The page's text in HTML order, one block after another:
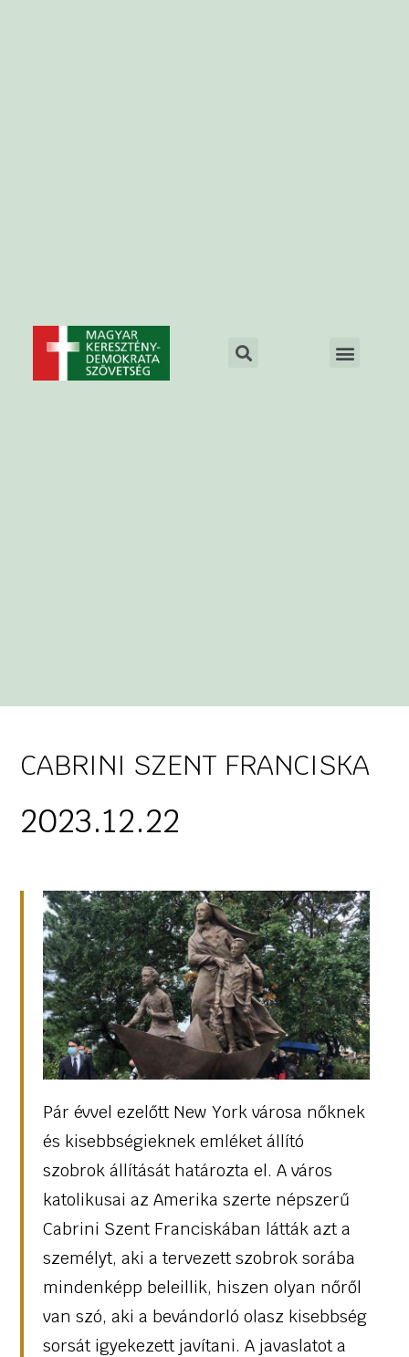
CABRINI SZENT FRANCISKA
2023.12.22
Pár évvel ezelőtt New York városa nőknek
és kisebbségieknek emléket állító
szobrok állítását határozta el. A város
katolikusai az Amerika szerte népszerű
Cabrini Szent Franciskában látták azt a
személyt, aki a tervezett szobrok sorába
mindenképp beleillik, hiszen olyan nőről
van szó, aki a bevándorló olasz kisebbség
sorsát igyekezett javítani. A javaslatot a